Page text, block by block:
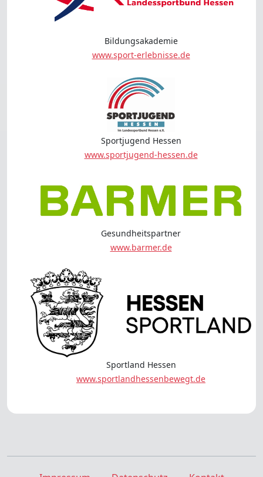
Bildungsakademie
www.sport-erlebnisse.de
Sportjugend Hessen
www.sportjugend-hessen.de
Gesundheitspartner
www.barmer.de
Sportland Hessen
www.sportlandhessenbewegt.de